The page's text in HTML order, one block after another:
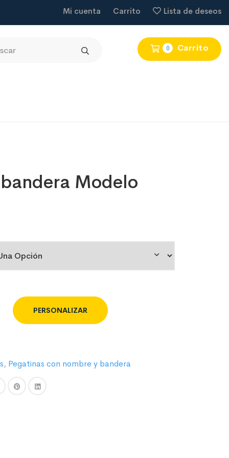
Mi cuenta Carrito Lista de deseos
0 Carrito
Modelo
PERSONALIZAR
, Pegatinas con nombre y bandera